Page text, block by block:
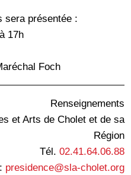
présentée :
17h
Foch
Renseignements
et Arts de Cholet et de sa
Région
Tél. 02.41.64.06.88
presidence@sla-cholet.org